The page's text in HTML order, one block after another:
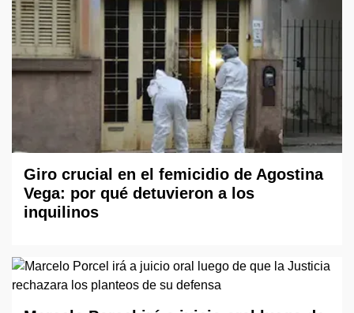
Giro crucial en el femicidio de Agostina
Vega: por qué detuvieron a los
inquilinos